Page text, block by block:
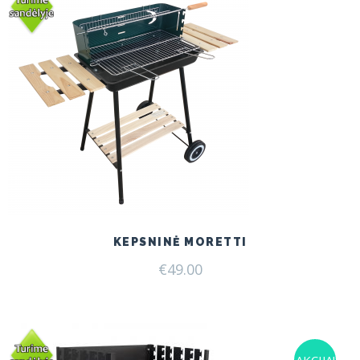
KEPSNINĖ MORETTI
€49.00